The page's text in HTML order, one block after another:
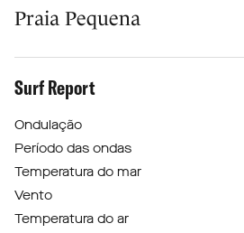
Praia Pequena
Surf Report
Ondulação
Período das ondas
Temperatura do mar
Vento
Temperatura do ar